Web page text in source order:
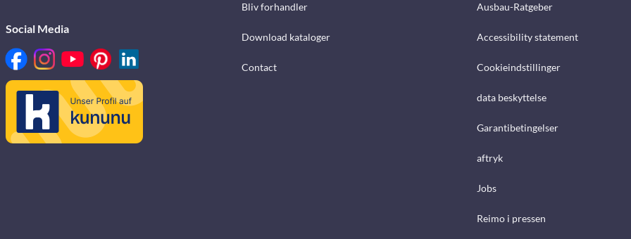
Social Media
Bliv forhandler
Download kataloger
Contact
Ausbau-Ratgeber
Accessibility statement
Cookieindstillinger
data beskyttelse
Garantibetingelser
aftryk
Jobs
Reimo i pressen